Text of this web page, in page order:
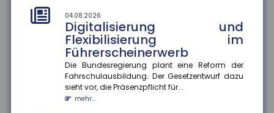
04.08.2026
Digitalisierung und
Flexibilisierung im
Führerscheinerwerb
Die Bundesregierung plant eine Reform der
Fahrschulausbildung. Der Gesetzentwurf dazu
sieht vor, die Präsenzpflicht für...
mehr...
04.08.2026
Rentenzahlbeträge variieren
stark zwischen Bundesländern
und Geschlechtern
Die durchschnittlichen Rentenzahlbeträge bei neu
zugegangenen Altersrenten betrugen 2025 für
Männer 1.415 Euro und für F...
mehr...